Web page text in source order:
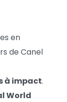
en
de Canel
à impact.
World